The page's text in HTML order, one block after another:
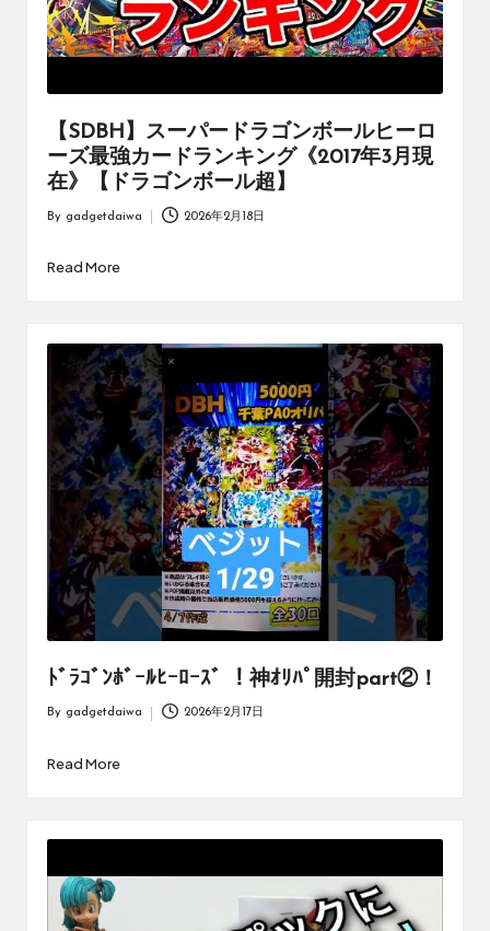
【SDBH】スーパードラゴンボールヒーロ
ーズ最強カードランキング《2017年3月現
在》【ドラゴンボール超】
By gadgetdaiwa 2026年2月18日
Read More
ﾄﾞﾗｺﾞﾝﾎﾞｰﾙﾋｰﾛｰｽﾞ ！神ｵﾘﾊﾟ開封part②！
By gadgetdaiwa 2026年2月17日
Read More